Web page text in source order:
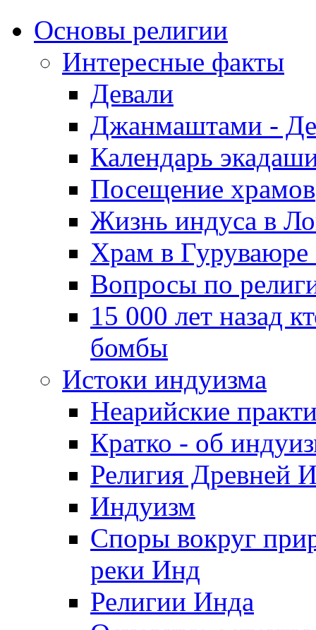
Основы религии
Интересные факты
Девали
Джанмаштами -
Календарь
Посещение храмов
Жизнь индуса в
Храм в Гуруваюре
Вопросы по
15 000 лет назад
бомбы
Истоки индуизма
Неарийские
Кратко - об
Религия Древней
Индуизм
Споры вокруг
реки Инд
Религии Инда